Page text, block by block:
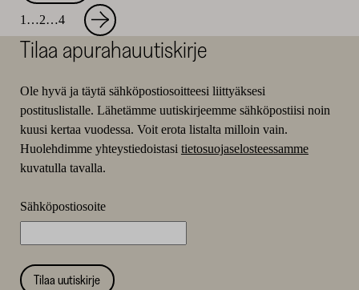
Hankkeiden
selaus
Sivu
1 …Sivu
2…Sivu
4
Seuraava
sivu
Tilaa apurahauutiskirje
Ole hyvä ja täytä sähköpostiosoitteesi liittyäksesi
postituslistalle. Lähetämme uutiskirjeemme sähköpostiisi noin
kuusi kertaa vuodessa. Voit erota listalta milloin vain.
Huolehdimme yhteystiedoistasi tietosuojaselosteessamme
kuvatulla tavalla.
Sähköpostiosoite
Tilaa uutiskirje